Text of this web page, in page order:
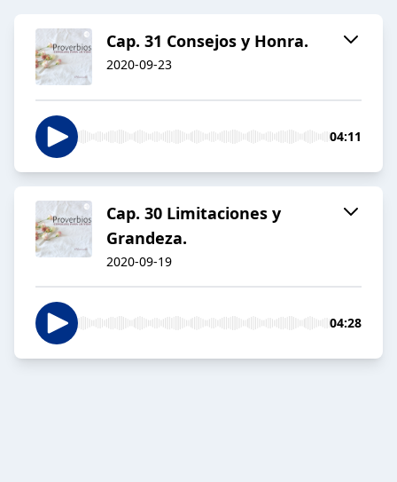
Cap. 31 Consejos y Honra.
2020-09-23
04:11
Cap. 30 Limitaciones y
Grandeza.
2020-09-19
04:28